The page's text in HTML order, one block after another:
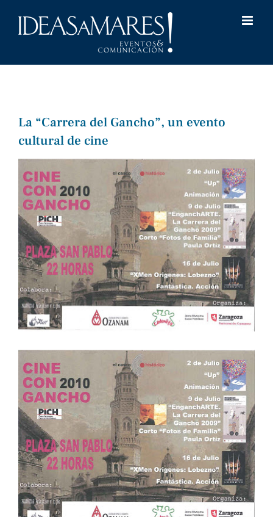
La “Carrera del Gancho”, un evento
cultural de cine
imagen
más
grande